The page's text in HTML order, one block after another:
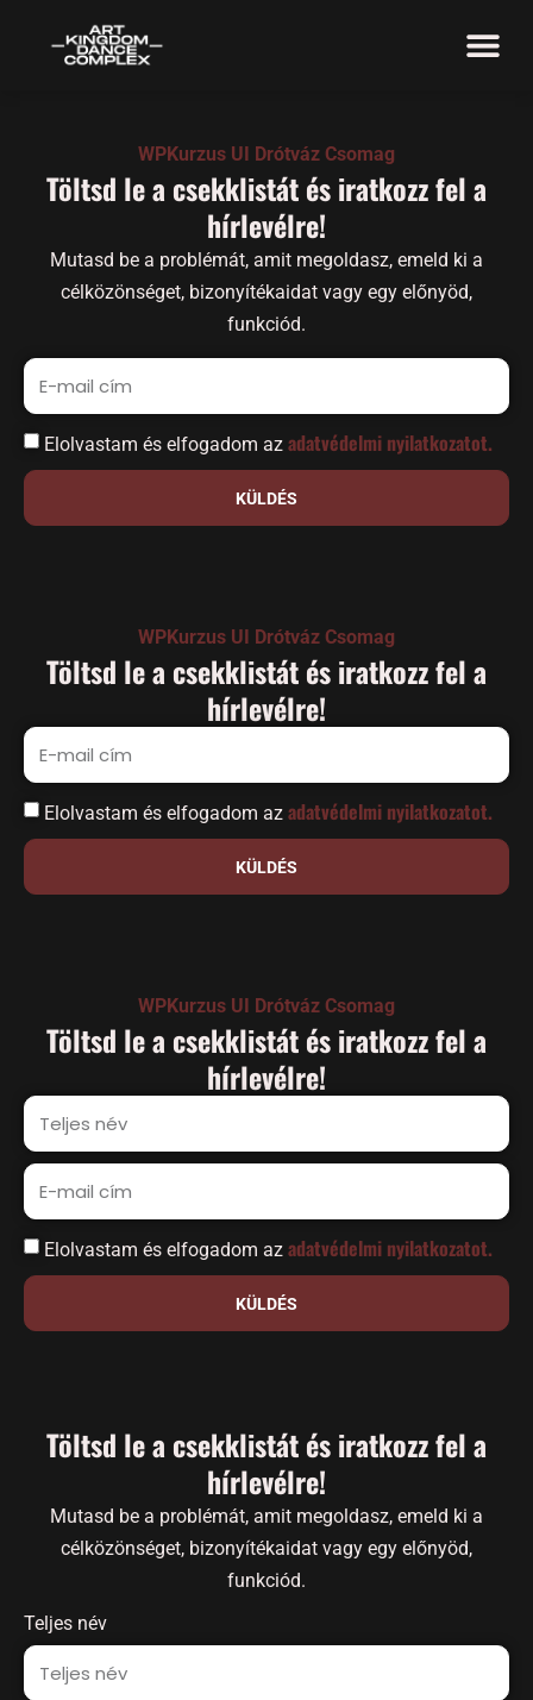
WPKurzus UI Drótváz Csomag
Töltsd le a csekklistát és iratkozz fel a
hírlevélre!
Mutasd be a problémát, amit megoldasz, emeld ki a
célközönséget, bizonyítékaidat vagy egy előnyöd,
funkciód.
Elolvastam és elfogadom az adatvédelmi nyilatkozatot.
KÜLDÉS
WPKurzus UI Drótváz Csomag
Töltsd le a csekklistát és iratkozz fel a
hírlevélre!
Elolvastam és elfogadom az adatvédelmi nyilatkozatot.
KÜLDÉS
WPKurzus UI Drótváz Csomag
Töltsd le a csekklistát és iratkozz fel a
hírlevélre!
Elolvastam és elfogadom az adatvédelmi nyilatkozatot.
KÜLDÉS
Töltsd le a csekklistát és iratkozz fel a
hírlevélre!
Mutasd be a problémát, amit megoldasz, emeld ki a
célközönséget, bizonyítékaidat vagy egy előnyöd,
funkciód.
Teljes név